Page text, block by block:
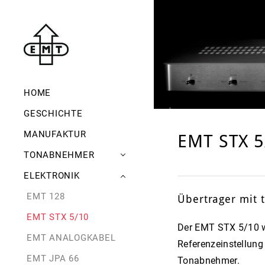
HOME
GESCHICHTE
MANUFAKTUR
TONABNEHMER
HIFI
JSD NOVEL GOLD
JSD NOVEL TITAN
JSD VM
JSD PURE
TONDOSE
ARCHIV
ELEKTRONIK
EMT 128
EMT STX 5/10
EMT ANALOGKABEL
EMT JPA 66
EMT STX
Übertrager mit
Der EMT STX 5/10
Tonabnehmer.